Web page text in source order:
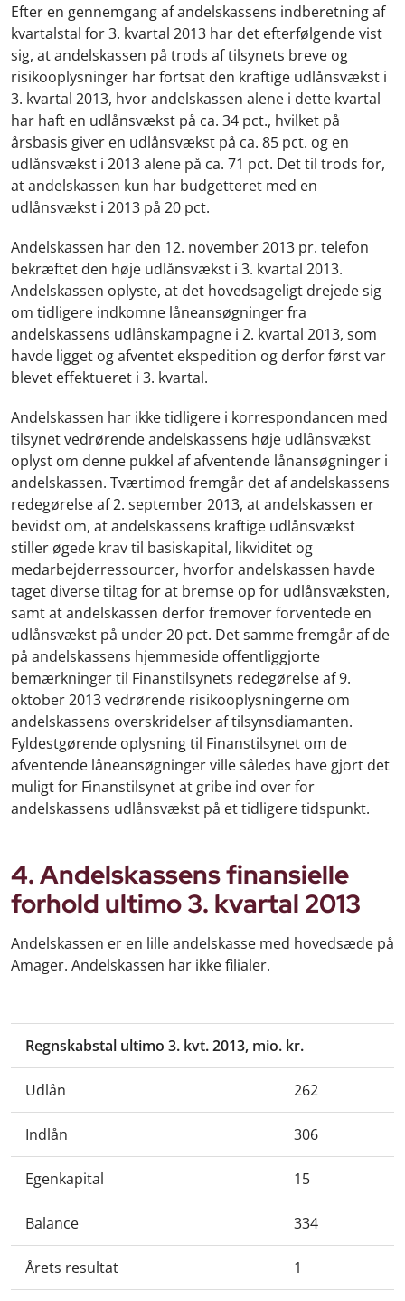
Efter en gennemgang af andelskassens indberetning af
kvartalstal for 3. kvartal 2013 har det efterfølgende vist
sig, at andelskassen på trods af tilsynets breve og
risikooplysninger har fortsat den kraftige udlånsvækst i
3. kvartal 2013, hvor andelskassen alene i dette kvartal
har haft en udlånsvækst på ca. 34 pct., hvilket på
årsbasis giver en udlånsvækst på ca. 85 pct. og en
udlånsvækst i 2013 alene på ca. 71 pct. Det til trods for,
at andelskassen kun har budgetteret med en
udlånsvækst i 2013 på 20 pct.
Andelskassen har den 12. november 2013 pr. telefon
bekræftet den høje udlånsvækst i 3. kvartal 2013.
Andelskassen oplyste, at det hovedsageligt drejede sig
om tidligere indkomne låneansøgninger fra
andelskassens udlånskampagne i 2. kvartal 2013, som
havde ligget og afventet ekspedition og derfor først var
blevet effektueret i 3. kvartal.
Andelskassen har ikke tidligere i korrespondancen med
tilsynet vedrørende andelskassens høje udlånsvækst
oplyst om denne pukkel af afventende lånansøgninger i
andelskassen. Tværtimod fremgår det af andelskassens
redegørelse af 2. september 2013, at andelskassen er
bevidst om, at andelskassens kraftige udlånsvækst
stiller øgede krav til basiskapital, likviditet og
medarbejderressourcer, hvorfor andelskassen havde
taget diverse tiltag for at bremse op for udlånsvæksten,
samt at andelskassen derfor fremover forventede en
udlånsvækst på under 20 pct. Det samme fremgår af de
på andelskassens hjemmeside offentliggjorte
bemærkninger til Finanstilsynets redegørelse af 9.
oktober 2013 vedrørende risikooplysningerne om
andelskassens overskridelser af tilsynsdiamanten.
Fyldestgørende oplysning til Finanstilsynet om de
afventende låneansøgninger ville således have gjort det
muligt for Finanstilsynet at gribe ind over for
andelskassens udlånsvækst på et tidligere tidspunkt.
4. Andelskassens finansielle
forhold ultimo 3. kvartal 2013
Andelskassen er en lille andelskasse med hovedsæde på
Amager. Andelskassen har ikke filialer.
Regnskabstal ultimo 3. kvt. 2013, mio. kr.
Udlån 262
Indlån 306
Egenkapital 15
Balance 334
Årets resultat 1